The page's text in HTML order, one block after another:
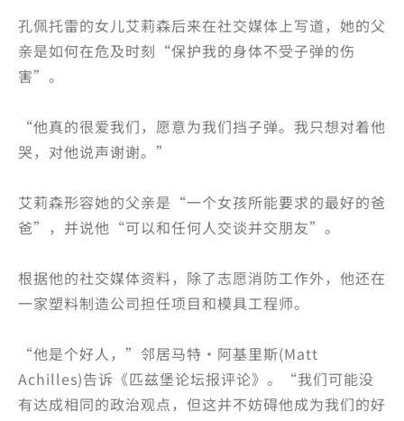
孔佩托雷的女儿艾莉森后来在社交媒体上写道，她的父
亲是如何在危及时刻“保护我的身体不受子弹的伤
害”。
“他真的很爱我们，愿意为我们挡子弹。我只想对着他
哭，对他说声谢谢。”
艾莉森形容她的父亲是“一个女孩所能要求的最好的爸
爸”，并说他“可以和任何人交谈并交朋友”。
根据他的社交媒体资料，除了志愿消防工作外，他还在
一家塑料制造公司担任项目和模具工程师。
“他是个好人，”邻居马特·阿基里斯(Matt
Achilles)告诉《匹兹堡论坛报评论》。“我们可能没
有达成相同的政治观点，但这并不妨碍他成为我们的好